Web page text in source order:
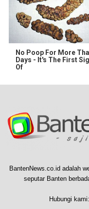
No Poop For More
Days - It's The First
Of
BantenNews.co.id adalah
seputar Banten
Hubungi kami: